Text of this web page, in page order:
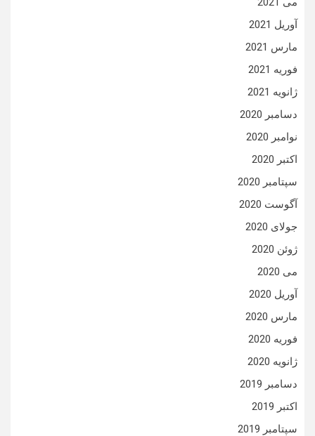
آوریل 2021
مارس 2021
فوریه 2021
ژانویه 2021
دسامبر 2020
نوامبر 2020
اکتبر 2020
سپتامبر 2020
آگوست 2020
جولای 2020
ژوئن 2020
می 2020
آوریل 2020
مارس 2020
فوریه 2020
ژانویه 2020
دسامبر 2019
اکتبر 2019
سپتامبر 2019